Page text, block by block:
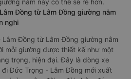
nằm này có thể sẽ rẻ hơn.
Đồng từ Lâm Đồng giường nằm
nghi
Đồng từ Lâm Đồng giường nằm
mỗi giường được thiết kế như một
trọng, hiện đại. Đây là dòng xe
Đức Trọng - Lâm Đồng mới xuất